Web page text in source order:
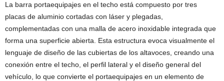
La barra portaequipajes en el techo está compuesto por tres
placas de aluminio cortadas con láser y plegadas,
complementadas con una malla de acero inoxidable integrada que
forma una superficie abierta. Esta estructura evoca visualmente el
lenguaje de diseño de las cubiertas de los altavoces, creando una
conexión entre el techo, el perfil lateral y el diseño general del
vehículo, lo que convierte el portaequipajes en un elemento de